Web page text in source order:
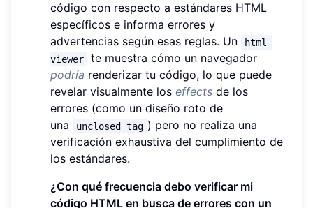
código con respecto a estándares HTML
específicos e informa errores y
advertencias según esas reglas. Un
html
viewer
te muestra cómo un navegador
podría renderizar tu código, lo que puede
revelar visualmente los effects de los
errores (como un diseño roto de
una
unclosed tag ) pero no realiza una
verificación exhaustiva del cumplimiento de
los estándares.
¿Con qué frecuencia debo verificar mi
código HTML en busca de errores con un